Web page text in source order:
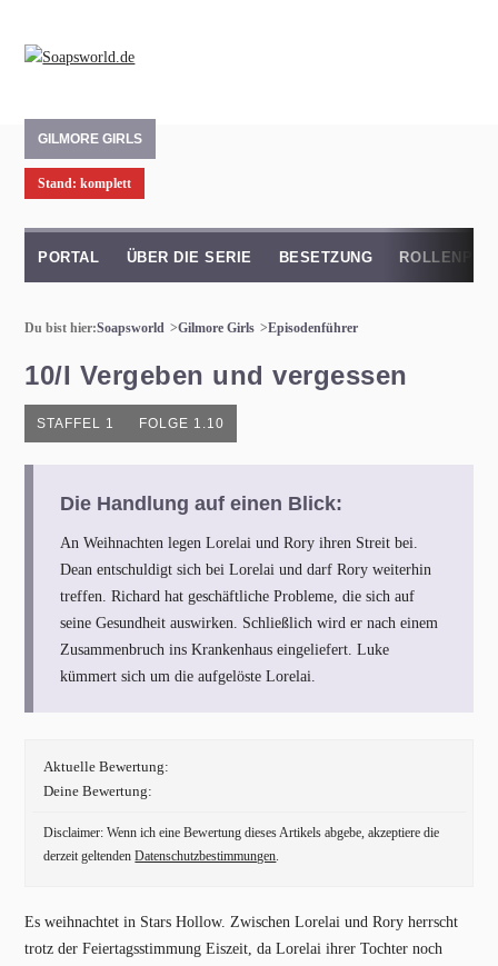
GILMORE GIRLS
Stand: komplett
PORTAL ÜBER DIE SERIE BESETZUNG
Du bist hier:Soapsworld Gilmore Girls Episodenführer
10/I Vergeben und vergessen
STAFFEL 1 FOLGE 1.10
Die Handlung auf einen Blick:
An Weihnachten legen Lorelai und Rory ihren Streit bei.
Dean entschuldigt sich bei Lorelai und darf Rory weiterhin
treffen. Richard hat geschäftliche Probleme, die sich auf
seine Gesundheit auswirken. Schließlich wird er nach einem
Zusammenbruch ins Krankenhaus eingeliefert. Luke
kümmert sich um die aufgelöste Lorelai.
Aktuelle Bewertung:
Deine Bewertung:
Disclaimer: Wenn ich eine Bewertung dieses Artikels abgebe, akzeptiere die
derzeit geltendenDatenschutzbestimmungen.
Es weihnachtet in Stars Hollow. Zwischen Lorelai und Rory herrscht
trotz der Feiertagsstimmung Eiszeit, da Lorelai ihrer Tochter noch